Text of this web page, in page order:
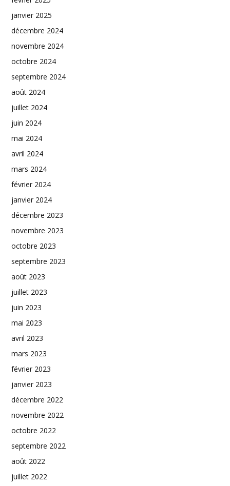
janvier 2025
décembre 2024
novembre 2024
octobre 2024
septembre 2024
août 2024
juillet 2024
juin 2024
mai 2024
avril 2024
mars 2024
février 2024
janvier 2024
décembre 2023
novembre 2023
octobre 2023
septembre 2023
août 2023
juillet 2023
juin 2023
mai 2023
avril 2023
mars 2023
février 2023
janvier 2023
décembre 2022
novembre 2022
octobre 2022
septembre 2022
août 2022
juillet 2022